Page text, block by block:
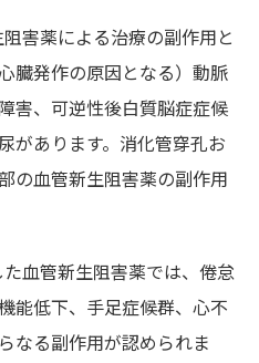
害薬による治療の副作用と
臓発作の原因となる）動脈
害、可逆性後白質脳症症候
があります。消化管穿孔お
の血管新生阻害薬の副作用
血管新生阻害薬では、倦怠
能低下、手足症候群、心不
なる副作用が認められま